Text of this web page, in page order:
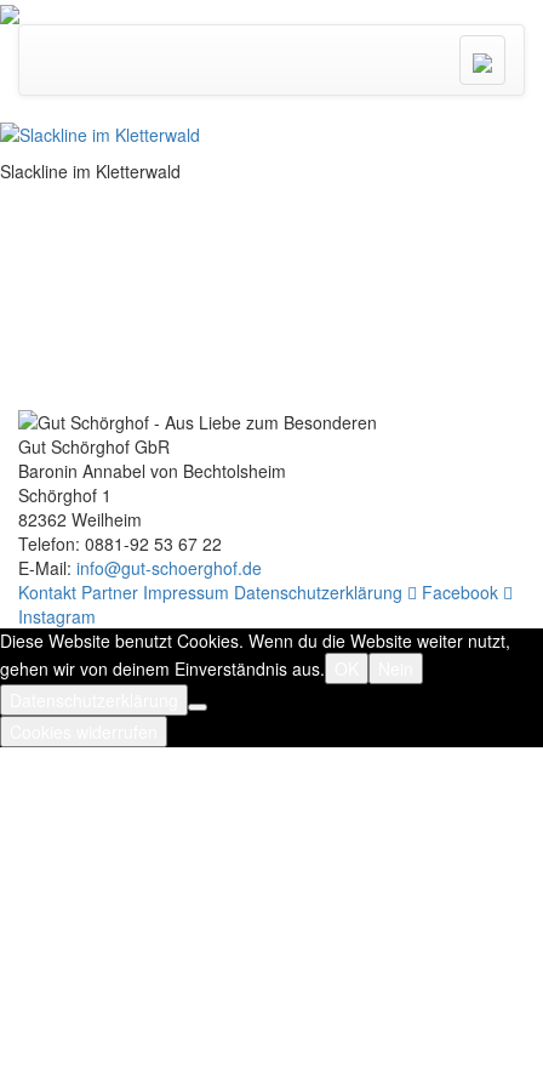
Menü
ein/
Slackline im Kletterwald
Gut Schörghof GbR
Baronin Annabel von Bechtolsheim
Schörghof 1
82362 Weilheim
Telefon: 0881-92 53 67 22
E-Mail: info@gut-schoerghof.de
Kontakt Partner Impressum Datenschutzerklärung
Facebook
Instagram
Diese Website benutzt Cookies. Wenn du die Website weiter nutzt,
gehen wir von deinem Einverständnis aus.